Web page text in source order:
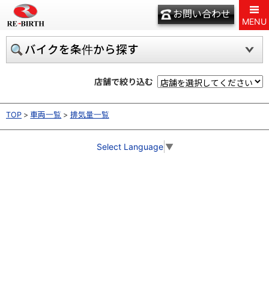
お問い合わせ
MENU
バイクを条件から探す
店舗で絞り込む
TOP 車両一覧 排気量一覧
Select Language ▼